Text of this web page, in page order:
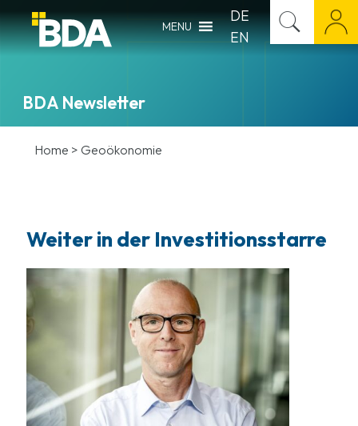
MENU
DE
EN
BDA Newsletter
Home > Geoökonomie
Weiter in der Investitionsstarre